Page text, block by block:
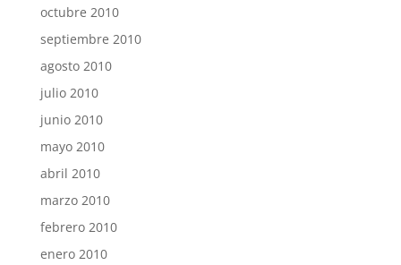
octubre 2010
septiembre 2010
agosto 2010
julio 2010
junio 2010
mayo 2010
abril 2010
marzo 2010
febrero 2010
enero 2010